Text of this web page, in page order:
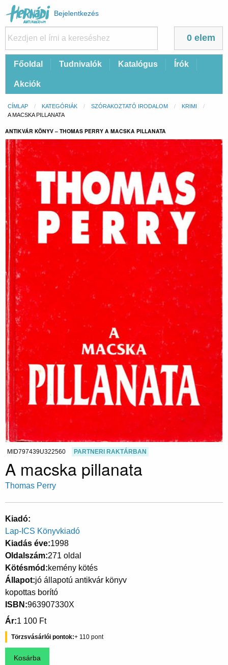
Felhasználói
fiók
menüje
Bejelentkezés
0 elem
FőFőoldal Tudnivalók Katalógus Írók
Akciók
Morzsa
CÍMLAP KATEGÓRIÁK SZÓRAKOZTATÓ IRODALOM
KRIMI
CURRENT:
A MACSKA PILLANATA
ANTIKVÁR KÖNYV – THOMAS PERRY A MACSKA PILLANATA
MID797439U322560 PARTNERI RAKTÁRBAN
A macska pillanata
Thomas Perry
Kiadó
Lap-ICS Könyvkiadó
Kiadás éve 1998
Oldalszám 271 oldal
Kötésmód kemény kötés
Állapot jó állapotú antikvár könyv
kopottas borító
ISBN 963907330X
Ár 1 100 Ft
Törzsvásárlói pontok 110